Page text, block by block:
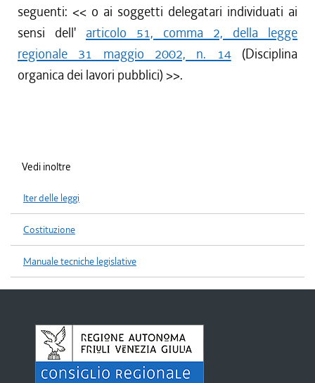
seguenti: << o ai soggetti delegatari individuati ai
sensi dell' articolo 51, comma 2, della legge
regionale 31 maggio 2002, n. 14(Disciplina
organica dei lavori pubblici) >>.
Vedi inoltre
Iter delle leggi
Costituzione
Manuale tecniche legislative